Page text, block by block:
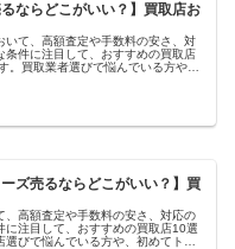
るならどこがいい？】買取店お
いて、高額査定や手数料の安さ、対
条件に注目して、おすすめの買取店
。買取業者選びで悩んでいる方や、
ーズ売るならどこがいい？】買
、高額査定や手数料の安さ、対応の
に注目して、おすすめの買取店10選
びで悩んでいる方や、初めてトレ